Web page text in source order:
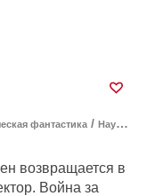
фантастика / Научная фантастика
возвращается в
Война за